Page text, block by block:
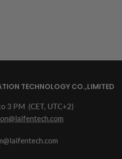
TECHNOLOGY CO.,LIMITED
3 PM (CET, UTC+2)